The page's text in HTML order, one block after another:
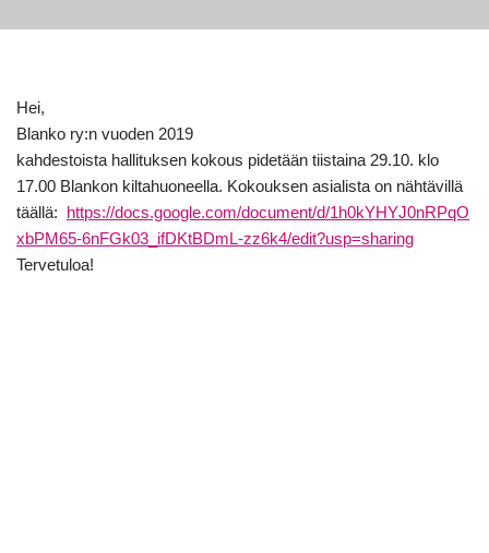
Hei,
Blanko ry:n vuoden 2019
kahdestoista hallituksen kokous pidetään tiistaina 29.10. klo
17.00 Blankon kiltahuoneella. Kokouksen asialista on nähtävillä
täällä: https://docs.google.com/document/d/1h0kYHYJ0nRPqO
xbPM65-6nFGk03_ifDKtBDmL-zz6k4/edit?usp=sharing
Tervetuloa!